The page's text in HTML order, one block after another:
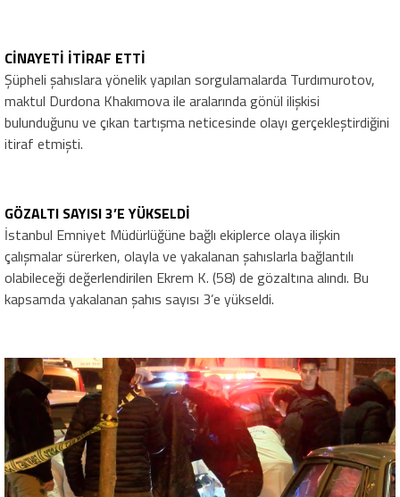
CİNAYETİ İTİRAF ETTİ
Şüpheli şahıslara yönelik yapılan sorgulamalarda Turdımurotov,
maktul Durdona Khakımova ile aralarında gönül ilişkisi
bulunduğunu ve çıkan tartışma neticesinde olayı gerçekleştirdiğini
itiraf etmişti.
GÖZALTI SAYISI 3’E YÜKSELDİ
İstanbul Emniyet Müdürlüğüne bağlı ekiplerce olaya ilişkin
çalışmalar sürerken, olayla ve yakalanan şahıslarla bağlantılı
olabileceği değerlendirilen Ekrem K. (58) de gözaltına alındı. Bu
kapsamda yakalanan şahıs sayısı 3’e yükseldi.